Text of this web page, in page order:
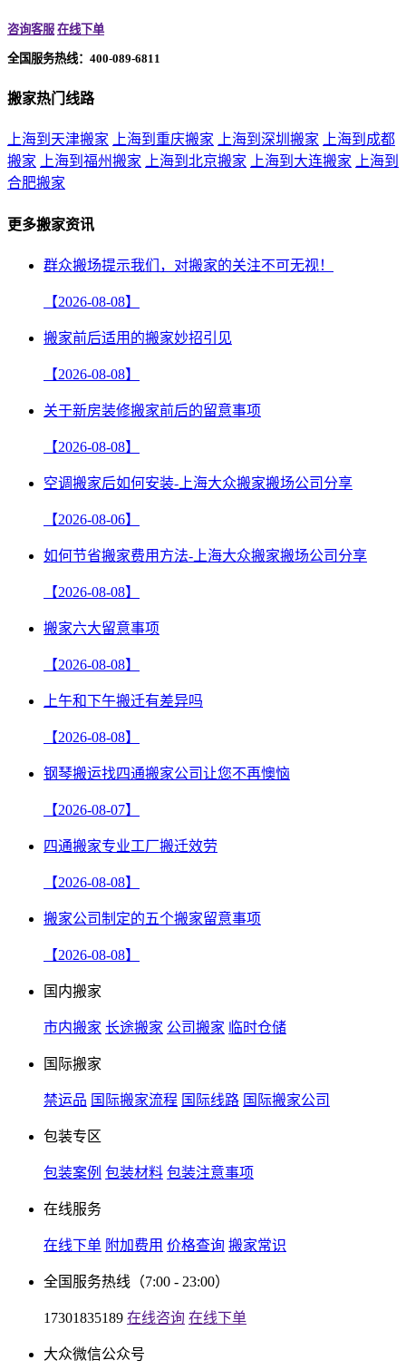
咨询客服 在线下单
全国服务热线：400-089-6811
搬家热门线路
上海到天津搬家 上海到重庆搬家 上海到深圳搬家 上海到成都
搬家 上海到福州搬家 上海到北京搬家 上海到大连搬家 上海到
合肥搬家
更多搬家资讯
群众搬场提示我们，对搬家的关注不可无视！
【2026-08-08】
搬家前后适用的搬家妙招引见
【2026-08-08】
关于新房装修搬家前后的留意事项
【2026-08-08】
空调搬家后如何安装-上海大众搬家搬场公司分享
【2026-08-06】
如何节省搬家费用方法-上海大众搬家搬场公司分享
【2026-08-08】
搬家六大留意事项
【2026-08-08】
上午和下午搬迁有差异吗
【2026-08-08】
钢琴搬运找四通搬家公司让您不再懊恼
【2026-08-07】
四通搬家专业工厂搬迁效劳
【2026-08-08】
搬家公司制定的五个搬家留意事项
【2026-08-08】
国内搬家
市内搬家 长途搬家 公司搬家 临时仓储
国际搬家
禁运品 国际搬家流程 国际线路 国际搬家公司
包装专区
包装案例 包装材料 包装注意事项
在线服务
在线下单 附加费用 价格查询 搬家常识
全国服务热线 （7:00 - 23:00）
17301835189 在线咨询 在线下单
大众微信公众号